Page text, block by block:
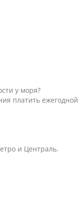
у моря?
платить ежегодной
и Централь.